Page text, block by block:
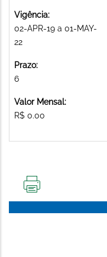
Vigência:
02-APR-19 a 01-MAY-
22
Prazo:
6
Valor Mensal:
R$ 0.00
PÁGINA